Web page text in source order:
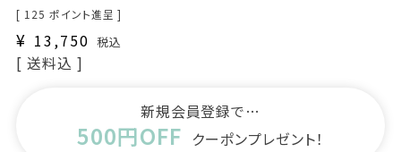
[ 125 ポイント進呈 ]
¥ 13,750 税込
送料込
新規会員登録で…
500円OFF クーポンプレゼント！